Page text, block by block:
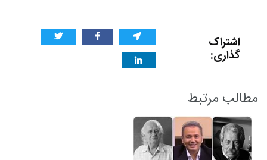
اشتراک
گذاری:
مطالب مرتبط